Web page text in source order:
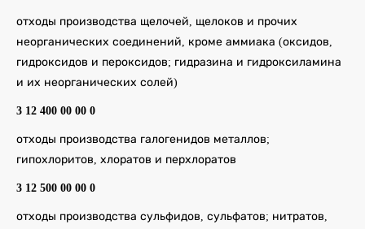
отходы производства щелочей, щелоков и прочих
неорганических соединений, кроме аммиака (оксидов,
гидроксидов и пероксидов; гидразина и гидроксиламина
и их неорганических солей)
3 12 400 00 00 0
отходы производства галогенидов металлов;
гипохлоритов, хлоратов и перхлоратов
3 12 500 00 00 0
отходы производства сульфидов, сульфатов; нитратов,